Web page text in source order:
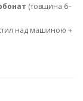
(товщина 6–
над машиною +